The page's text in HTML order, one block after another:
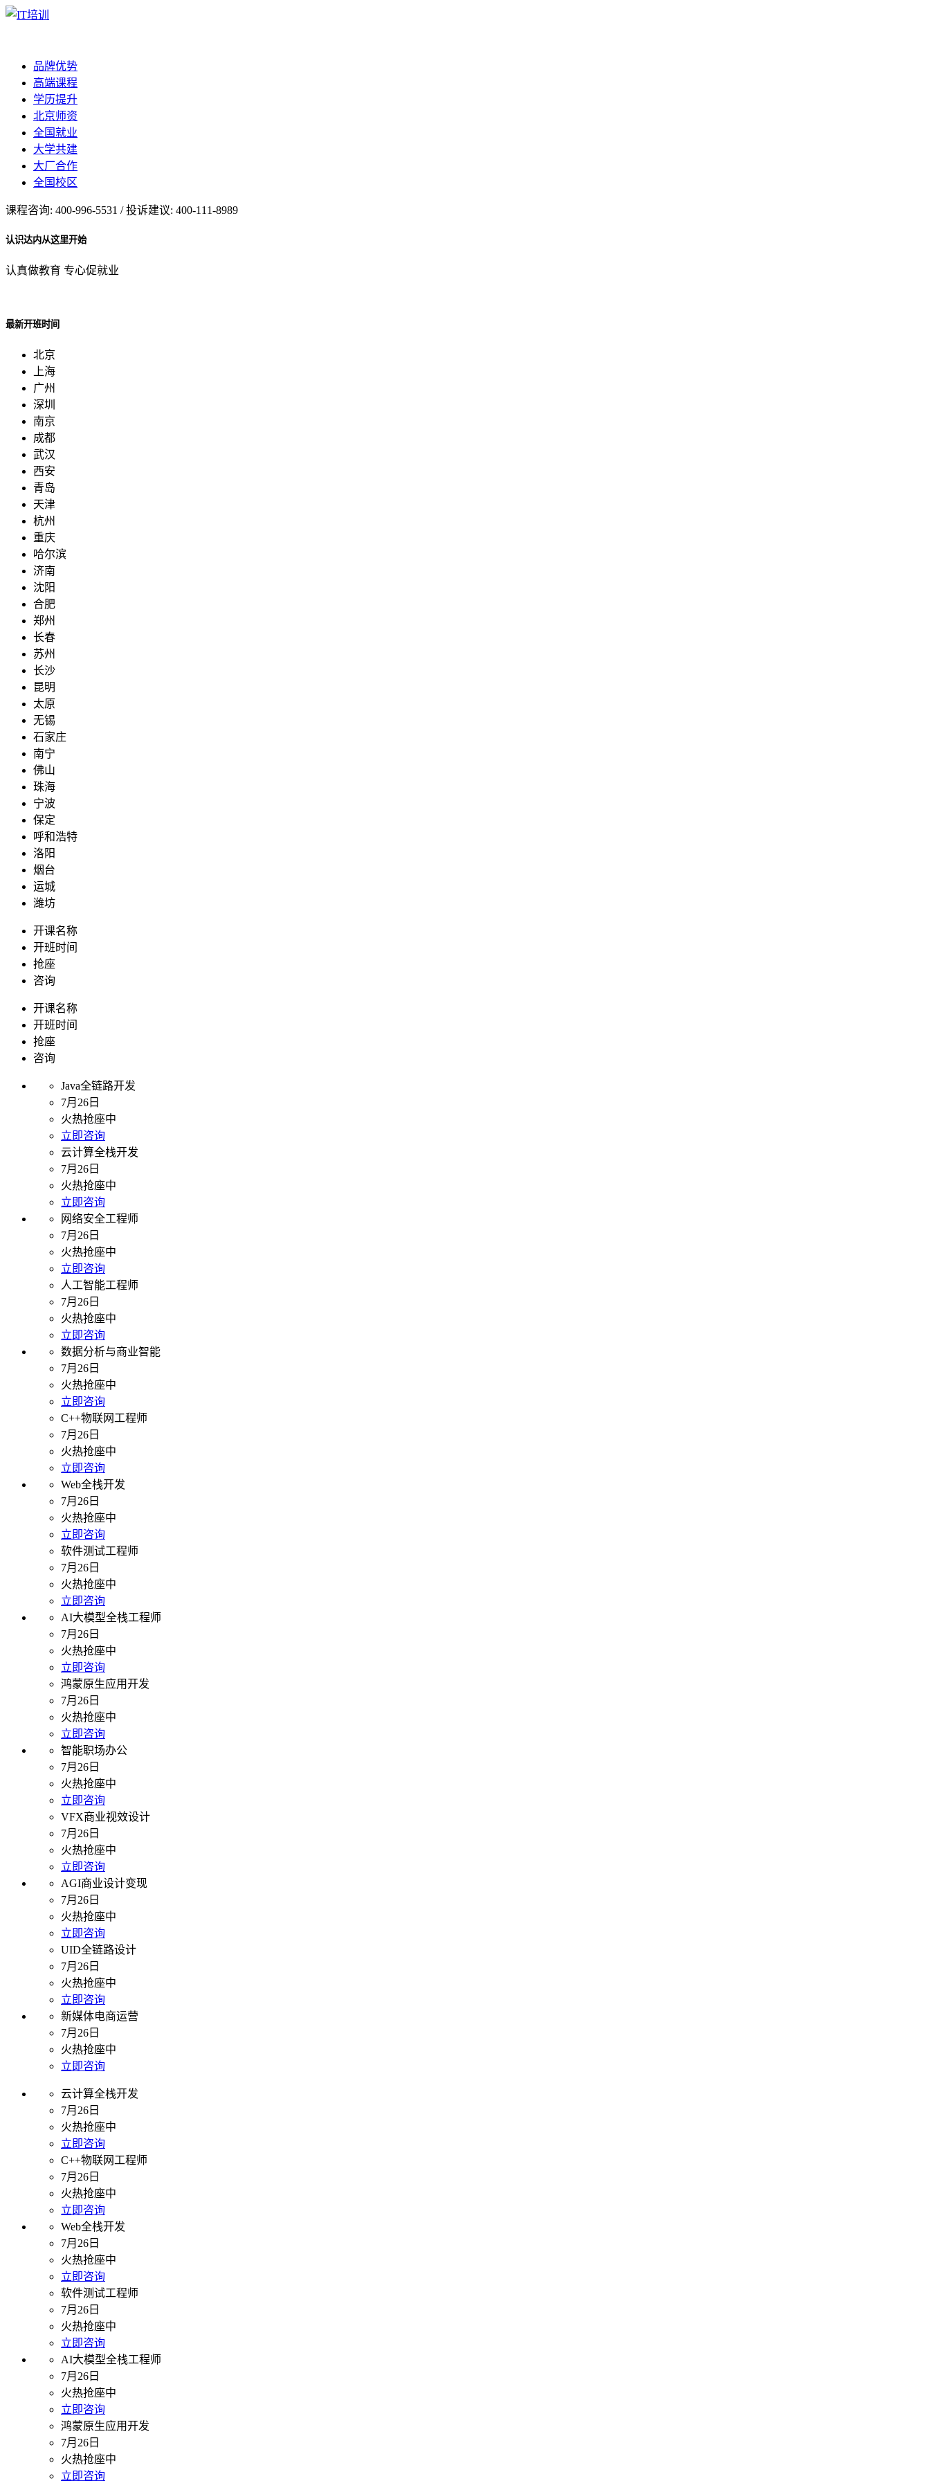
品牌优势
高端课程
学历提升
北京师资
全国就业
大学共建
大厂合作
全国校区
课程咨询: 400-996-5531 / 投诉建议: 400-111-8989
认识达内从这里开始
认真做教育 专心促就业
最新开班时间
北京
上海
广州
深圳
南京
成都
武汉
西安
青岛
天津
杭州
重庆
哈尔滨
济南
沈阳
合肥
郑州
长春
苏州
长沙
昆明
太原
无锡
石家庄
南宁
佛山
珠海
宁波
保定
呼和浩特
洛阳
烟台
运城
潍坊
开课名称
开班时间
抢座
咨询
开课名称
开班时间
抢座
咨询
Java全链路开发
7月26日
火热抢座中
立即咨询
云计算全栈开发
7月26日
火热抢座中
立即咨询
网络安全工程师
7月26日
火热抢座中
立即咨询
人工智能工程师
7月26日
火热抢座中
立即咨询
数据分析与商业智能
7月26日
火热抢座中
立即咨询
C++物联网工程师
7月26日
火热抢座中
立即咨询
Web全栈开发
7月26日
火热抢座中
立即咨询
软件测试工程师
7月26日
火热抢座中
立即咨询
AI大模型全栈工程师
7月26日
火热抢座中
立即咨询
鸿蒙原生应用开发
7月26日
火热抢座中
立即咨询
智能职场办公
7月26日
火热抢座中
立即咨询
VFX商业视效设计
7月26日
火热抢座中
立即咨询
AGI商业设计变现
7月26日
火热抢座中
立即咨询
UID全链路设计
7月26日
火热抢座中
立即咨询
新媒体电商运营
7月26日
火热抢座中
立即咨询
云计算全栈开发
7月26日
火热抢座中
立即咨询
C++物联网工程师
7月26日
火热抢座中
立即咨询
Web全栈开发
7月26日
火热抢座中
立即咨询
软件测试工程师
7月26日
火热抢座中
立即咨询
AI大模型全栈工程师
7月26日
火热抢座中
立即咨询
鸿蒙原生应用开发
7月26日
火热抢座中
立即咨询